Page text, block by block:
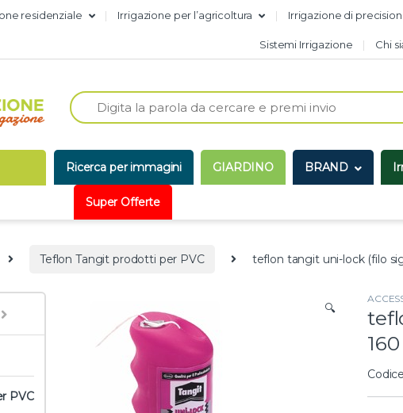
residenziale Irrigazione per l’agricoltura Irrigazione di
Sistemi Irrigazione Chi
Ricerca per immagini GIARDINO BRAND
Super Offerte
Teflon Tangit prodotti per PVC teflon tangit uni-lock (filo
🔍
PVC